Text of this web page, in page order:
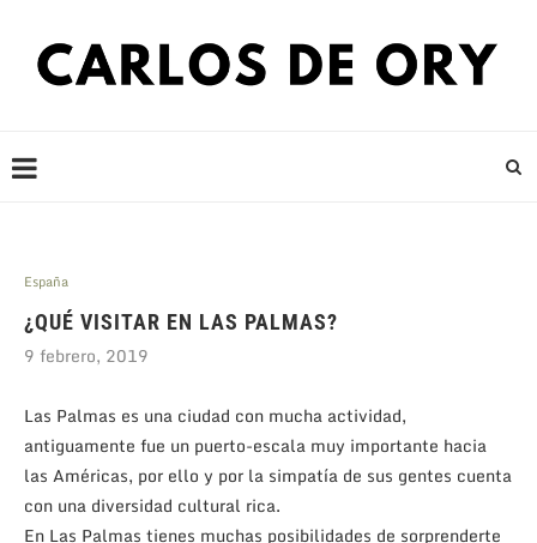
España
¿QUÉ VISITAR EN LAS PALMAS?
9 febrero, 2019
Las Palmas es una ciudad con mucha actividad,
antiguamente fue un puerto-escala muy importante hacia
las Américas, por ello y por la simpatía de sus gentes cuenta
con una diversidad cultural rica.
En Las Palmas tienes muchas posibilidades de sorprenderte